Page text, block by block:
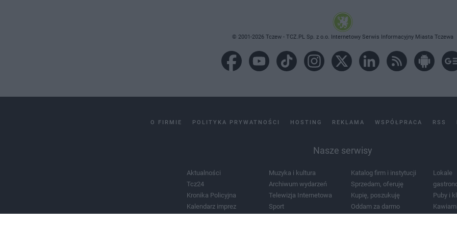
© 2001-2026 Tczew - TCZ.PL Sp. z o.o. Internetowy Serwis Informacyjny Miasta Tczewa
O FIRMIE POLITYKA PRYWATNOŚCI HOSTING REKLAMA WSPÓŁPRACA RSS
Nasze serwisy
Aktualności
Tcz24
Kronika Policyjna
Kalendarz imprez
Muzyka i kultura
Archiwum wydarzeń
Telewizja Internetowa
Sport
Katalog firm i instytucji
Sprzedam, oferuję
Kupię, poszukuję
Oddam za darmo
Lokale
Puby i